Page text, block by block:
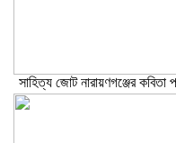
সাহিত্য জোট নারায়ণগঞ্জের